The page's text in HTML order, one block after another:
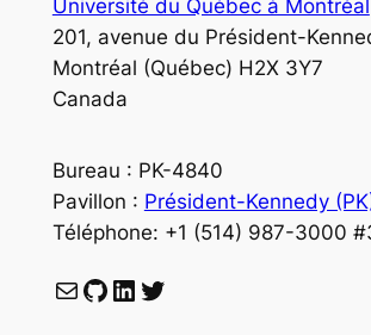
Université du Québec à Montréal
201, avenue du Président-
Montréal (Québec) H2X 3Y7
Canada
Bureau : PK-4840
Pavillon : Président-Kennedy
Téléphone: +1 (514) 987-3000
Courriel GitHub LinkedIn Twitter